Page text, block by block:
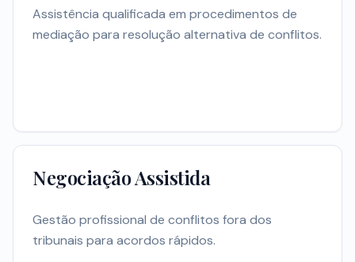
Assistência qualificada em procedimentos de
mediação para resolução alternativa de conflitos.
Negociação Assistida
Gestão profissional de conflitos fora dos
tribunais para acordos rápidos.